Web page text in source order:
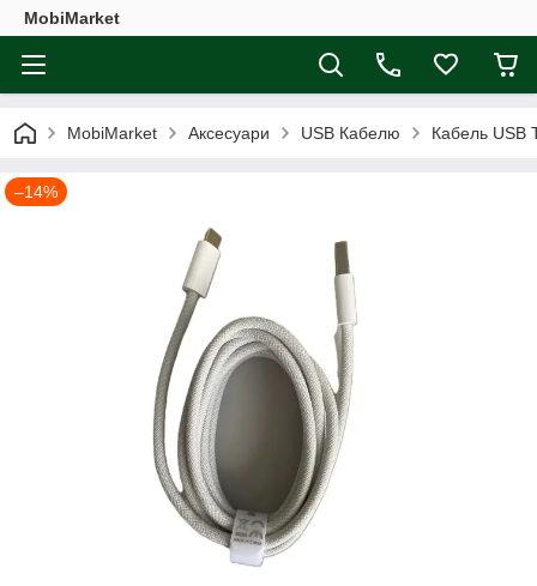
MobiMarket
MobiMarket Аксесуари USB Кабелю Кабель USB
–14%